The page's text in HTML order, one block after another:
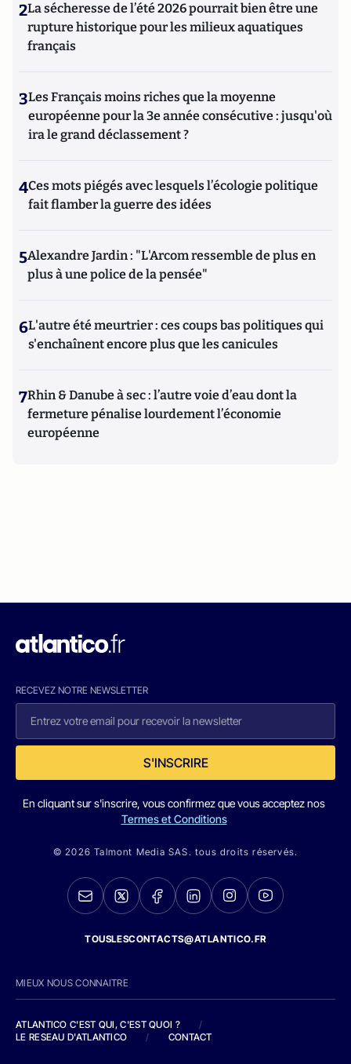
2La sécheresse de l’été 2026 pourrait bien être une
rupture historique pour les milieux aquatiques
français
3Les Français moins riches que la moyenne
européenne pour la 3e année consécutive : jusqu'où
ira le grand déclassement ?
4Ces mots piégés avec lesquels l’écologie politique
fait flamber la guerre des idées
5Alexandre Jardin : "L'Arcom ressemble de plus en
plus à une police de la pensée"
6L'autre été meurtrier : ces coups bas politiques qui
s'enchaînent encore plus que les canicules
7Rhin & Danube à sec : l’autre voie d’eau dont la
fermeture pénalise lourdement l’économie
européenne
RECEVEZ NOTRE NEWSLETTER
S'INSCRIRE
En cliquant sur s'inscrire, vous confirmez que vous acceptez nos
Termes et Conditions
© 2026 Talmont Media SAS. tous droits réservés.
TOUSLESCONTACTS@ATLANTICO.FR
MIEUX NOUS CONNAITRE
ATLANTICO C'EST QUI, C'EST QUOI ?
/
LE RESEAU D'ATLANTICO
/ CONTACT